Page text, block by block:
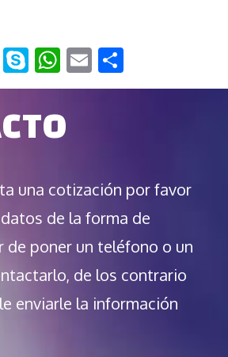
ViberSkypeWhatsApp
Email
una cotización por favor
de la forma de
de poner un teléfono o un
de los contrario
enviarle la información